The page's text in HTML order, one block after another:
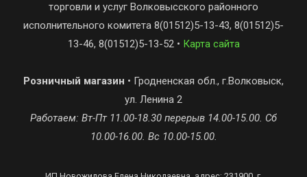
торговли и услуг Волковысского районного
исполнительного комитета 8(01512)5-13-43, 8(01512)5-
13-46, 8(01512)5-13-52 • Карта сайта
Розничный магазин • Гродненская обл., г.Волковыск,
ул. Ленина 2
Работаем: Вт-Пт 11.00-18.30 перерыв 14.00-15.00. Сб
10.00-16.00. Вс 10.00-15.00.